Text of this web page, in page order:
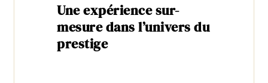
Une expérience sur-
mesure dans l’univers du
prestige